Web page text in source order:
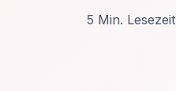
5 Min. Lesezeit